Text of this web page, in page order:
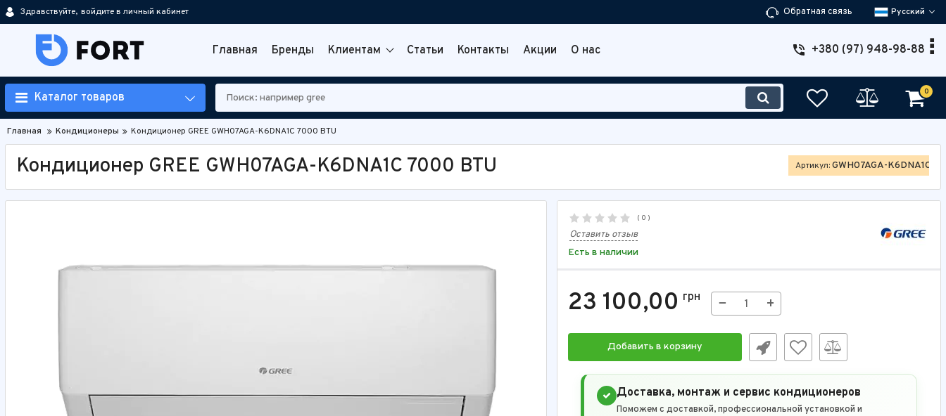
Здравствуйте, войдите в личный кабинет Обратная связь Русский
Главная Бренды Клиентам Статьи Контакты Акции О нас +380 (97) 948-98-88
Каталог товаров 0
Главная Кондиционеры Кондиционер GREE GWH07AGA-K6DNA1C 7000 BTU
Кондиционер GREE GWH07AGA-K6DNA1C 7000 BTU Артикул:GWH07AGA-K6DNA1C
( 0 )
Оставить отзыв
Есть в наличии
23 100,00 грн − +
Добавить в корзину
Доставка, монтаж и сервис кондиционеров
Поможем с доставкой, профессиональной установкой и